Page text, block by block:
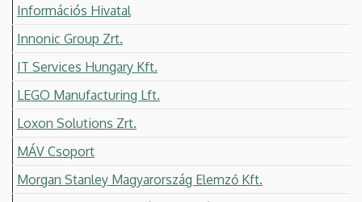
Információs Hivatal
Innonic Group Zrt.
IT Services Hungary Kft.
LEGO Manufacturing Lft.
Loxon Solutions Zrt.
MÁV Csoport
Morgan Stanley Magyarország Elemző Kft.